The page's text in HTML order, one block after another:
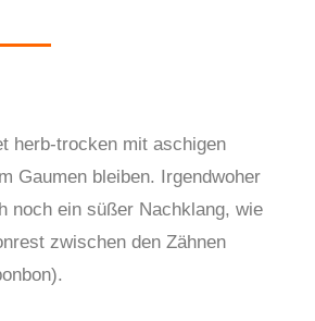
herb-trocken mit aschigen
Gaumen bleiben. Irgendwoher
noch ein süßer Nachklang, wie
zwischen den Zähnen